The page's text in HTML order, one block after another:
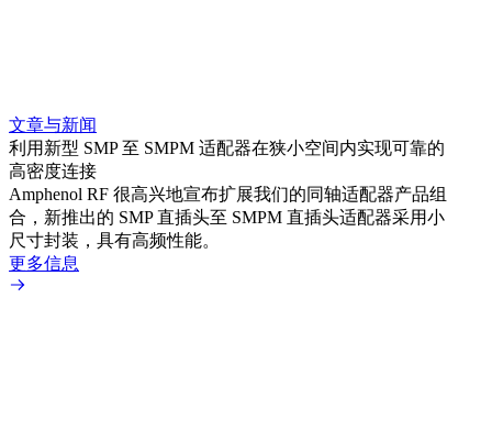
文章与新闻
利用新型 SMP 至 SMPM 适配器在狭小空间内实现可靠的
高密度连接
Amphenol RF 很高兴地宣布扩展我们的同轴适配器产品组
合，新推出的 SMP 直插头至 SMPM 直插头适配器采用小
尺寸封装，具有高频性能。
更多信息